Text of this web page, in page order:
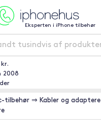
Eksperten i iPhone tilbehør
2008
tilbehør ⇒ Kabler og adaptere